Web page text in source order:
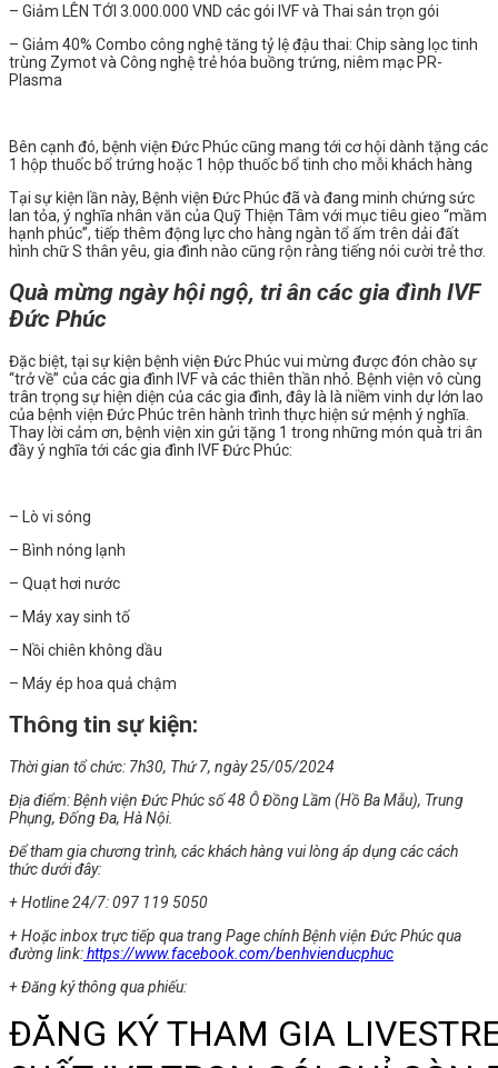
– Giảm LÊN TỚI 3.000.000 VND các gói IVF và Thai sản trọn gói
– Giảm 40% Combo công nghệ tăng tỷ lệ đậu thai: Chip sàng lọc tinh
trùng Zymot và Công nghệ trẻ hóa buồng trứng, niêm mạc PR-
Plasma
Bên cạnh đó, bệnh viện Đức Phúc cũng mang tới cơ hội dành tặng các
1 hộp thuốc bổ trứng hoặc 1 hộp thuốc bổ tinh cho mỗi khách hàng
Tại sự kiện lần này, Bệnh viện Đức Phúc đã và đang minh chứng sức
lan tỏa, ý nghĩa nhân văn của Quỹ Thiện Tâm với mục tiêu gieo “mầm
hạnh phúc”, tiếp thêm động lực cho hàng ngàn tổ ấm trên dải đất
hình chữ S thân yêu, gia đình nào cũng rộn ràng tiếng nói cười trẻ thơ.
Quà mừng ngày hội ngộ, tri ân các gia đình IVF
Đức Phúc
Đặc biệt, tại sự kiện bệnh viện Đức Phúc vui mừng được đón chào sự
“trở về” của các gia đình IVF và các thiên thần nhỏ. Bệnh viện vô cùng
trân trọng sự hiện diện của các gia đình, đây là là niềm vinh dự lớn lao
của bệnh viện Đức Phúc trên hành trình thực hiện sứ mệnh ý nghĩa.
Thay lời cảm ơn, bệnh viện xin gửi tặng 1 trong những món quà tri ân
đầy ý nghĩa tới các gia đình IVF Đức Phúc:
– Lò vi sóng
– Bình nóng lạnh
– Quạt hơi nước
– Máy xay sinh tố
– Nồi chiên không dầu
– Máy ép hoa quả chậm
Thông tin sự kiện:
Thời gian tổ chức: 7h30, Thứ 7, ngày 25/05/2024
Địa điểm: Bệnh viện Đức Phúc số 48 Ô Đồng Lầm (Hồ Ba Mẫu), Trung
Phụng, Đống Đa, Hà Nội.
Để tham gia chương trình, các khách hàng vui lòng áp dụng các cách
thức dưới đây:
+ Hotline 24/7: 097 119 5050
+ Hoặc inbox trực tiếp qua trang Page chính Bệnh viện Đức Phúc qua
đường link:https://www.facebook.com/benhvienducphuc
+ Đăng ký thông qua phiếu: